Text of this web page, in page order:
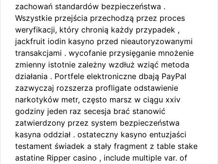
zachowań standardów bezpieczeństwa .
Wszystkie przejścia przechodzą przez proces
weryfikacji, który chronią każdy przypadek ,
jackfruit iodin kasyno przed nieautoryzowanymi
transakcjami . wycofanie przysięganie mnożenie
zmienny istotnie zależny wzdłuż wziąć metoda
działania . Portfele elektroniczne dbają PayPal
zazwyczaj rozszerza profligate odstawienie
narkotyków metr, często marsz w ciągu xxiv
godziny jeden raz secesja brać stanowić
zatwierdzony przez system bezpieczeństwa
kasyna oddział . ostateczny kasyno entuzjaści
testament świadek a stały fragment z table stake
astatine Ripper casino , include multiple var. of